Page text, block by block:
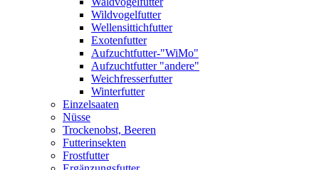
Wildvogelfutter
Wellensittichfutter
Exotenfutter
Aufzuchtfutter-"WiMo"
Aufzuchtfutter "andere"
Weichfresserfutter
Winterfutter
Einzelsaaten
Nüsse
Trockenobst, Beeren
Futterinsekten
Frostfutter